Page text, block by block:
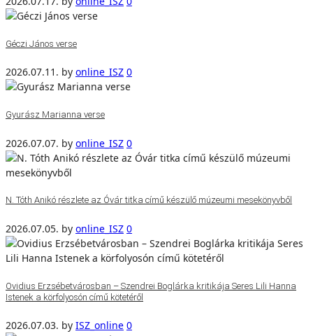
Géczi János verse
2026.07.11. by online_ISZ 0
Gyurász Marianna verse
2026.07.07. by online_ISZ 0
N. Tóth Anikó részlete az Óvár titka című készülő múzeumi mesekönyvből
2026.07.05. by online_ISZ 0
Ovidius Erzsébetvárosban – Szendrei Boglárka kritikája Seres Lili Hanna
Istenek a körfolyosón című kötetéről
2026.07.03. by ISZ_online 0